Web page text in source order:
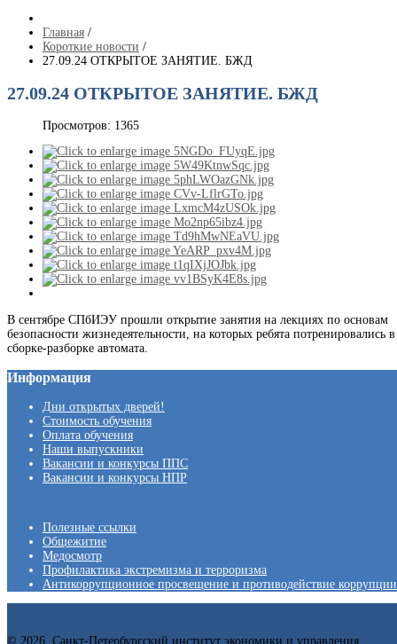
Главная /
Короткие новости /
27.09.24 ОТКРЫТОЕ ЗАНЯТИЕ. БЖД
27.09.24 ОТКРЫТОЕ ЗАНЯТИЕ. БЖД
Просмотров: 1365
В сентябре СПбИЭУ прошли открытие занятия на лекциях по основам
безопасности жизнедеятельности, на которых ребята потренировались в
сборке-разборке автомата.
Информация
Дни открытых дверей!
Стоимость обучения
Оплата обучения
Наши выпускники
Вакансии и конкурсы ППС
Вакансии и конкурсы НПР
Полезные ссылки
Общежитие
Медосмотр
Профилактика экстремизма и терроризма
Антикоррупционное просвещение и противодействие коррупции
© 2026. Санкт-Петербургский институт экономики и управления